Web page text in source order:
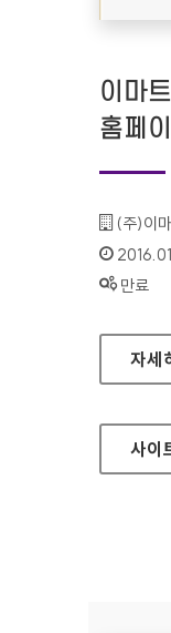
이마
홈페이
기관명 :
(주)이
인증기
상태 :
만료
이마
자세
사이